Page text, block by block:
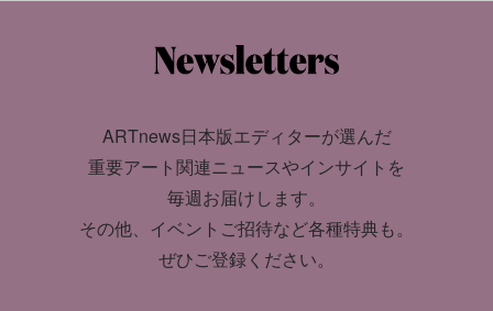
ARTnews日本版エディターが選んだ
重要アート関連ニュースやインサイトを
毎週お届けします。
その他、イベントご招待など各種特典も。
ぜひご登録ください。